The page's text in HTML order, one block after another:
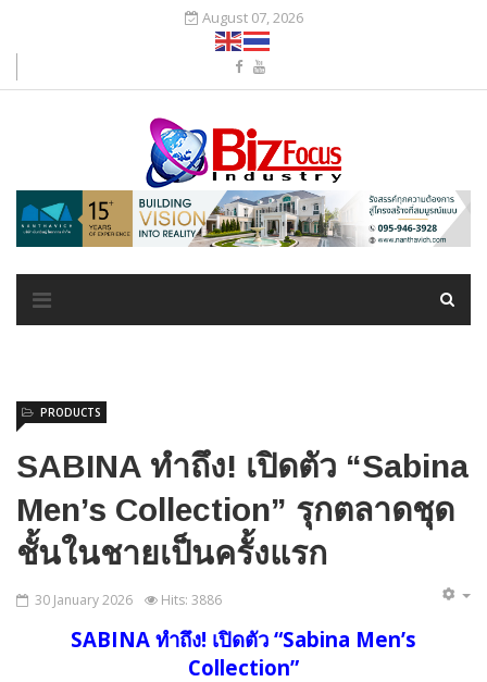
August 07, 2026
SABINA ทำถึง! เปิดตัว “Sabina
Men’s Collection” รุกตลาดชุด
ชั้นในชายเป็นครั้งแรก
PRODUCTS
30 January 2026 Hits: 3886
SABINA ทำถึง! เปิดตัว “Sabina Men’s
Collection”